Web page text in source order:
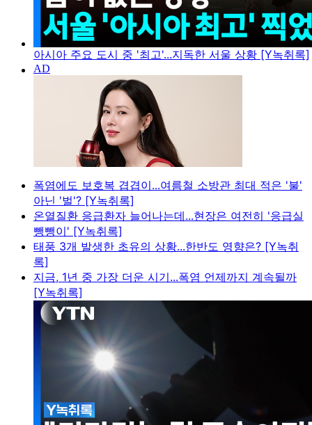
아시아 주요 도시 중 '최고'...지독한 서울 상황 [Y녹취록]
폭염에도 보호복 겹겹이...여름철 소방관 최대 적은 '불'
아닌 '벌'? [Y녹취록]
온열질환 응급환자 늘어나는데...현장은 여전히 '응급실
뺑뺑이' [Y녹취록]
태풍 3개 발생한 초유의 상황...한반도 영향은? [Y녹취
록]
지금, 1년 중 가장 더운 시기...폭염 언제까지 계속될까
[Y녹취록]